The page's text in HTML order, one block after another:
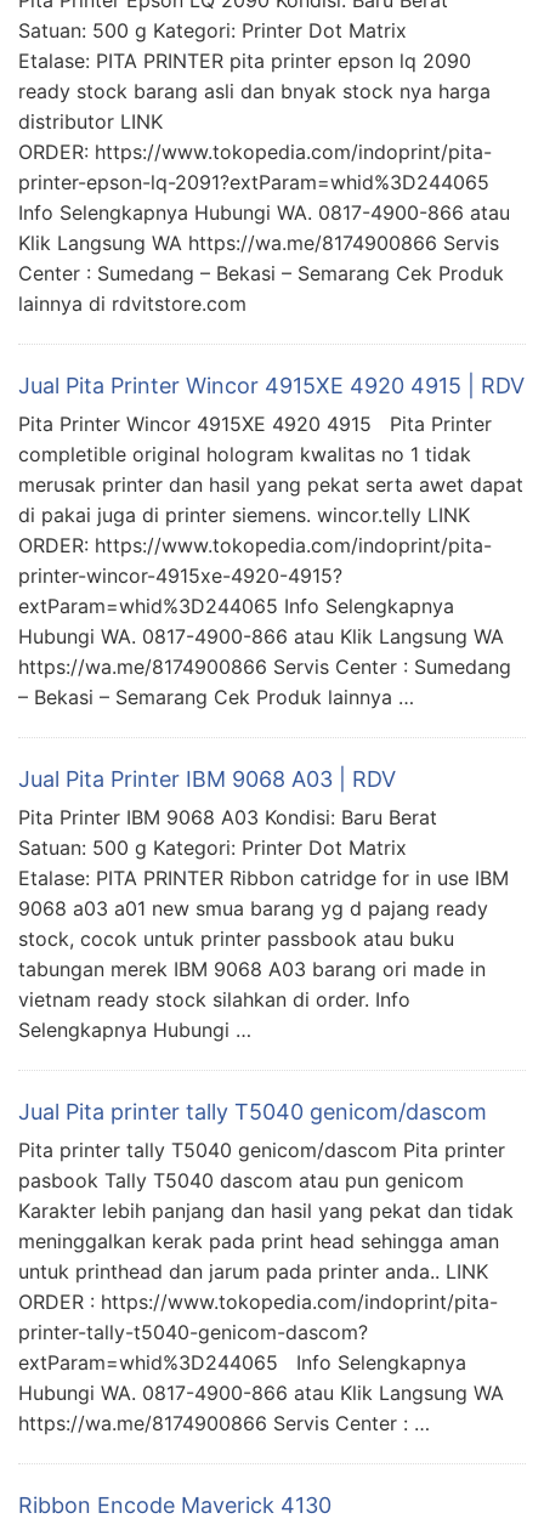
Satuan: 500 g Kategori: Printer Dot Matrix
Etalase: PITA PRINTER pita printer epson lq 2090
ready stock barang asli dan bnyak stock nya harga
distributor LINK
ORDER: https://www.tokopedia.com/indoprint/pita-
printer-epson-lq-2091?extParam=whid%3D244065
Info Selengkapnya Hubungi WA. 0817-4900-866 atau
Klik Langsung WA https://wa.me/8174900866 Servis
Center : Sumedang – Bekasi – Semarang Cek Produk
lainnya di rdvitstore.com
Jual Pita Printer Wincor 4915XE 4920 4915 | RDV
Pita Printer Wincor 4915XE 4920 4915 Pita Printer
completible original hologram kwalitas no 1 tidak
merusak printer dan hasil yang pekat serta awet dapat
di pakai juga di printer siemens. wincor.telly LINK
ORDER: https://www.tokopedia.com/indoprint/pita-
printer-wincor-4915xe-4920-4915?
extParam=whid%3D244065 Info Selengkapnya
Hubungi WA. 0817-4900-866 atau Klik Langsung WA
https://wa.me/8174900866 Servis Center : Sumedang
– Bekasi – Semarang Cek Produk lainnya …
Jual Pita Printer IBM 9068 A03 | RDV
Pita Printer IBM 9068 A03 Kondisi: Baru Berat
Satuan: 500 g Kategori: Printer Dot Matrix
Etalase: PITA PRINTER Ribbon catridge for in use IBM
9068 a03 a01 new smua barang yg d pajang ready
stock, cocok untuk printer passbook atau buku
tabungan merek IBM 9068 A03 barang ori made in
vietnam ready stock silahkan di order. Info
Selengkapnya Hubungi …
Jual Pita printer tally T5040 genicom/dascom
Pita printer tally T5040 genicom/dascom Pita printer
pasbook Tally T5040 dascom atau pun genicom
Karakter lebih panjang dan hasil yang pekat dan tidak
meninggalkan kerak pada print head sehingga aman
untuk printhead dan jarum pada printer anda.. LINK
ORDER : https://www.tokopedia.com/indoprint/pita-
printer-tally-t5040-genicom-dascom?
extParam=whid%3D244065 Info Selengkapnya
Hubungi WA. 0817-4900-866 atau Klik Langsung WA
https://wa.me/8174900866 Servis Center : …
Ribbon Encode Maverick 4130